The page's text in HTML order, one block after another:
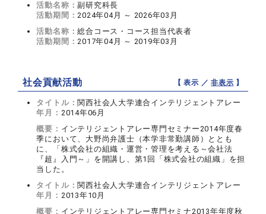
活動名称：副研究科長
活動期間：2024年04月 ～ 2026年03月
活動名称：総合コース・コース担当代表者
活動期間：2017年04月 ～ 2019年03月
社会貢献活動 【 表示 ／非表示 】
タイトル： 関西社会人大学連合インテリジェントアレー
年月： 2014年06月
概要： インテリジェントアレー専門セミナー2014年度春
季において、大野尚弁護士（本学非常勤講師）ととも
に、「株式会社の組織・運営・管理を考える～会社法
『超』入門～」を開講し、第1回「株式会社の組織」を担
当した。
タイトル： 関西社会人大学連合インテリジェントアレー
年月： 2013年10月
概要： インテリジェントアレー専門セミナ2013年年度秋